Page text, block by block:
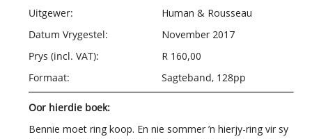
Uitgewer:
Human & Rousseau
Datum Vrygestel:
November 2017
Prys (incl. VAT):
R 160,00
Formaat:
Sagteband, 128pp
Oor hierdie boek:
Bennie moet ring koop. En nie sommer ’n hierjy-ring vir sy